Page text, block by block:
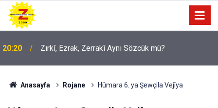
09:56 Ji Zilma Partîzanan Nimûneyeka Piçûk
Anasayfa Rojane Hûmara 6. ya Şewçila Vejîya